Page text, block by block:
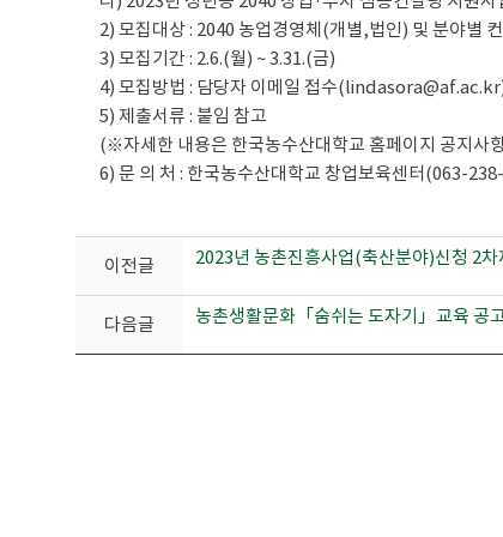
2) 모집대상 : 2040 농업경영체(개별,법인) 및 분야별
3) 모집기간 : 2.6.(월) ~ 3.31.(금)
4) 모집방법 : 담당자 이메일 접수
5) 제출서류 : 붙임 참고
(※자세한 내용은 한국농수산대학교 홈페이지 공지사
6) 문 의 처 : 한국농수산대학교 창업보육센터(063-
이전글 2023년 농촌진흥사업(축산분야)신청 2차
다음글 농촌생활문화「숨쉬는 도자기」교육 공